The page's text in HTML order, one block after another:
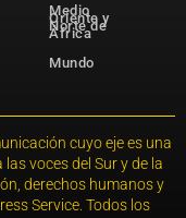
Medio
Oriente y
Norte de
África
Mundo
cuyo eje es una
voces del Sur y de la
derechos humanos y
Service. Todos los